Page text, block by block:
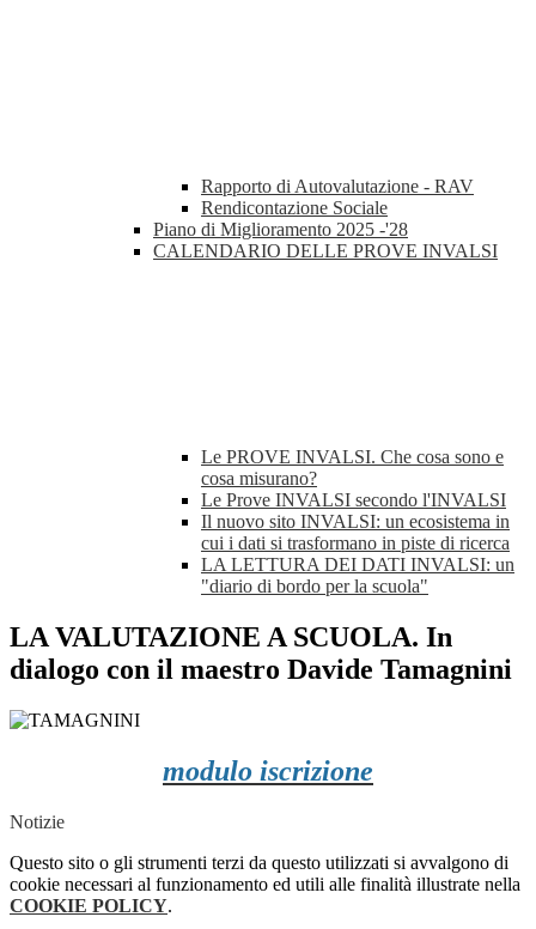
Rapporto di Autovalutazione - RAV
Rendicontazione Sociale
Piano di Miglioramento 2025 -'28
CALENDARIO DELLE PROVE INVALSI
Le PROVE INVALSI. Che cosa sono e
cosa misurano?
Le Prove INVALSI secondo l'INVALSI
Il nuovo sito INVALSI: un ecosistema in
cui i dati si trasformano in piste di ricerca
LA LETTURA DEI DATI INVALSI: un
"diario di bordo per la scuola"
LA VALUTAZIONE A SCUOLA. In
dialogo con il maestro Davide Tamagnini
modulo iscrizione
Notizie
Questo sito o gli strumenti terzi da questo utilizzati si avvalgono di
cookie necessari al funzionamento ed utili alle finalità illustrate nella
COOKIE POLICY.